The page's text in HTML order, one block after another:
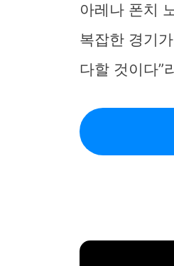
아레나 폰치
복잡한 경기
다할 것이다”